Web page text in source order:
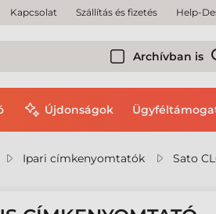
Kapcsolat Szállítás és fizetés Help-
Archívban is
Újdonságok
Ipari címkenyomtatók Sato